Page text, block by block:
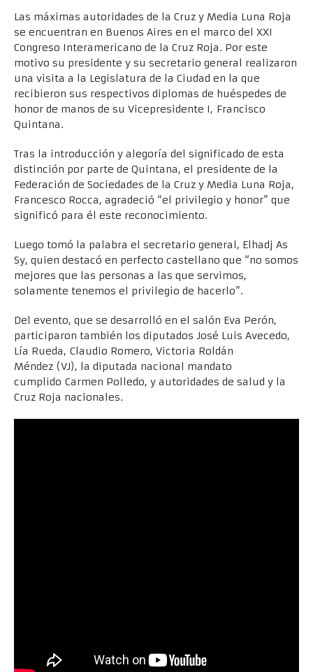
Las máximas autoridades de la Cruz y Media Luna Roja
se encuentran en Buenos Aires en el marco del XXI
Congreso Interamericano de la Cruz Roja. Por este
motivo su presidente y su secretario general realizaron
una visita a la Legislatura de la Ciudad en la que
recibieron sus respectivos diplomas de huéspedes de
honor de manos de su Vicepresidente I, Francisco
Quintana.
Tras la introducción y alegoría del significado de esta
distinción por parte de Quintana, el presidente de la
Federación de Sociedades de la Cruz y Media Luna Roja,
Francesco Rocca, agradeció “el privilegio y honor” que
significó para él este reconocimiento.
Luego tomó la palabra el secretario general, Elhadj As
Sy, quien destacó en perfecto castellano que “no somos
mejores que las personas a las que servimos,
solamente tenemos el privilegio de hacerlo”.
Del evento, que se desarrolló en el salón Eva Perón,
participaron también los diputados José Luis Avecedo,
Lía Rueda, Claudio Romero, Victoria Roldán
Méndez (VJ), la diputada nacional mandato
cumplido Carmen Polledo, y autoridades de salud y la
Cruz Roja nacionales.